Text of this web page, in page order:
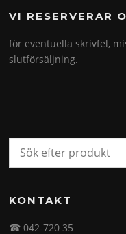
VI RESERVERAR
för eventuella skrivfel,
slutförsäljning.
KONTAKT
☎ 042-720 35